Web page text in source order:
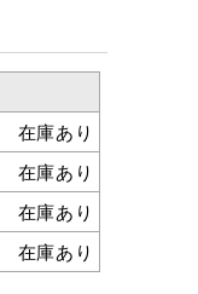
在庫あり
在庫あり
在庫あり
在庫あり